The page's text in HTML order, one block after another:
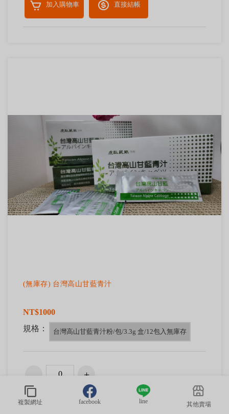
複製網址 facebook line 其他賣場
加入購物車 直接結帳
(無庫存) 台灣高山甘藍青汁
NT$1000
規格：
台灣高山甘藍青汁粉/包/3.3g 盒/12包入無庫存
加入購物車 直接結帳